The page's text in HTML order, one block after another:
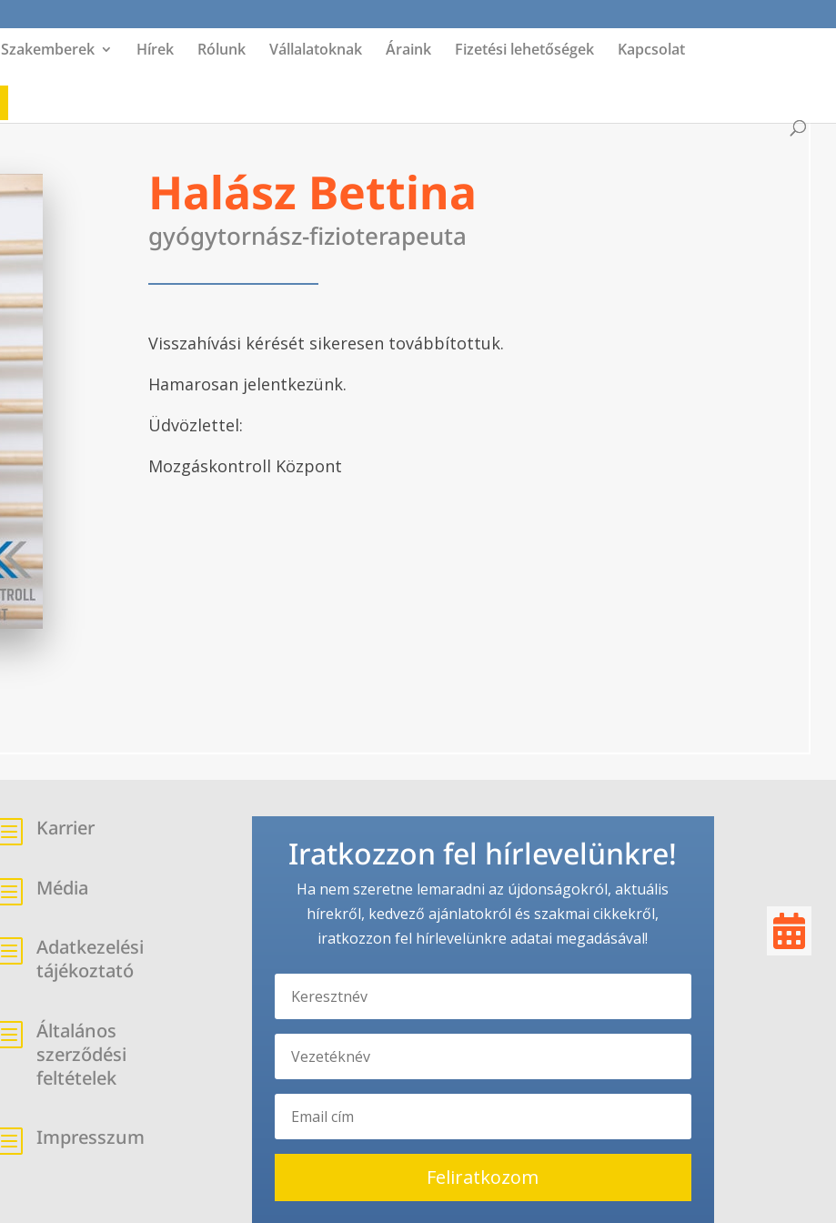
Szakemberek Hírek Rólunk Vállalatoknak Áraink Fizetési lehetőségek Kapcsolat
Halász Bettina
gyógytornász-fizioterapeuta
Visszahívási kérését sikeresen továbbítottuk.
Hamarosan jelentkezünk.
Üdvözlettel:
Mozgáskontroll Központ
b Karrier
b Média
b
Adatkezelési
tájékoztató
b
Általános
szerződési
feltételek
b Impresszum
Iratkozzon fel hírlevelünkre!
Ha nem szeretne lemaradni az újdonságokról, aktuális
hírekről, kedvező ajánlatokról és szakmai cikkekről,
iratkozzon fel hírlevelünkre adatai megadásával!
Feliratkozom
